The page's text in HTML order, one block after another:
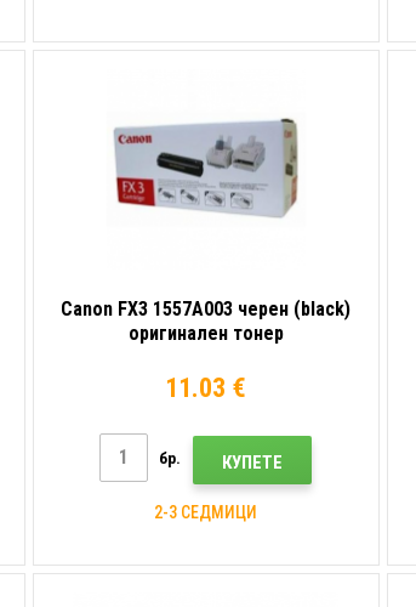
Canon FX3 1557A003 черен (black)
оригинален тонер
11.03 €
бр. КУПЕТЕ
2-3 СЕДМИЦИ